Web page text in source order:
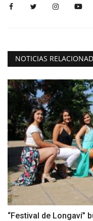
NOTICIAS
“Festival de Longaví”